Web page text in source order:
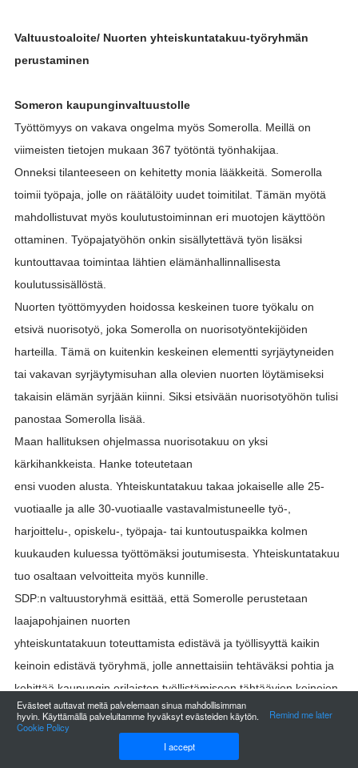
Valtuustoaloite/ Nuorten yhteiskuntatakuu-työryhmän
perustaminen
Someron kaupunginvaltuustolle
Työttömyys on vakava ongelma myös Somerolla. Meillä on
viimeisten tietojen mukaan 367 työtöntä työnhakijaa.
Onneksi tilanteeseen on kehitetty monia lääkkeitä. Somerolla
toimii työpaja, jolle on räätälöity uudet toimitilat. Tämän myötä
mahdollistuvat myös koulutustoiminnan eri muotojen käyttöön
ottaminen. Työpajatyöhön onkin sisällytettävä työn lisäksi
kuntouttavaa toimintaa lähtien elämänhallinnallisesta
koulutussisällöstä.
Nuorten työttömyyden hoidossa keskeinen tuore työkalu on
etsivä nuorisotyö, joka Somerolla on nuorisotyöntekijöiden
harteilla. Tämä on kuitenkin keskeinen elementti syrjäytyneiden
tai vakavan syrjäytymisuhan alla olevien nuorten löytämiseksi
takaisin elämän syrjään kiinni. Siksi etsivään nuorisotyöhön tulisi
panostaa Somerolla lisää.
Maan hallituksen ohjelmassa nuorisotakuu on yksi
kärkihankkeista. Hanke toteutetaan
ensi vuoden alusta. Yhteiskuntatakuu takaa jokaiselle alle 25-
vuotiaalle ja alle 30-vuotiaalle vastavalmistuneelle työ-,
harjoittelu-, opiskelu-, työpaja- tai kuntoutuspaikka kolmen
kuukauden kuluessa työttömäksi joutumisesta. Yhteiskuntatakuu
tuo osaltaan velvoitteita myös kunnille.
SDP:n valtuustoryhmä esittää, että Somerolle perustetaan
laajapohjainen nuorten
yhteiskuntatakuun toteuttamista edistävä ja työllisyyttä kaikin
keinoin edistävä työryhmä, jolle annettaisiin tehtäväksi pohtia ja
kehittää kaupungin erilaisten työllistämiseen tähtäävien keinojen
ja mahdollisuuksien toiminnan kokonaisuutta.
Evästeet auttavat meitä palvelemaan sinua mahdollisimman
hyvin. Käyttämällä palveluitamme hyväksyt evästeiden käytön.
Cookie Policy
Remind me later
I accept